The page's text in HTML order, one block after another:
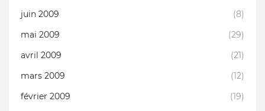
juin 2009
(8)
mai 2009
(29)
avril 2009
(21)
mars 2009
(12)
février 2009
(19)